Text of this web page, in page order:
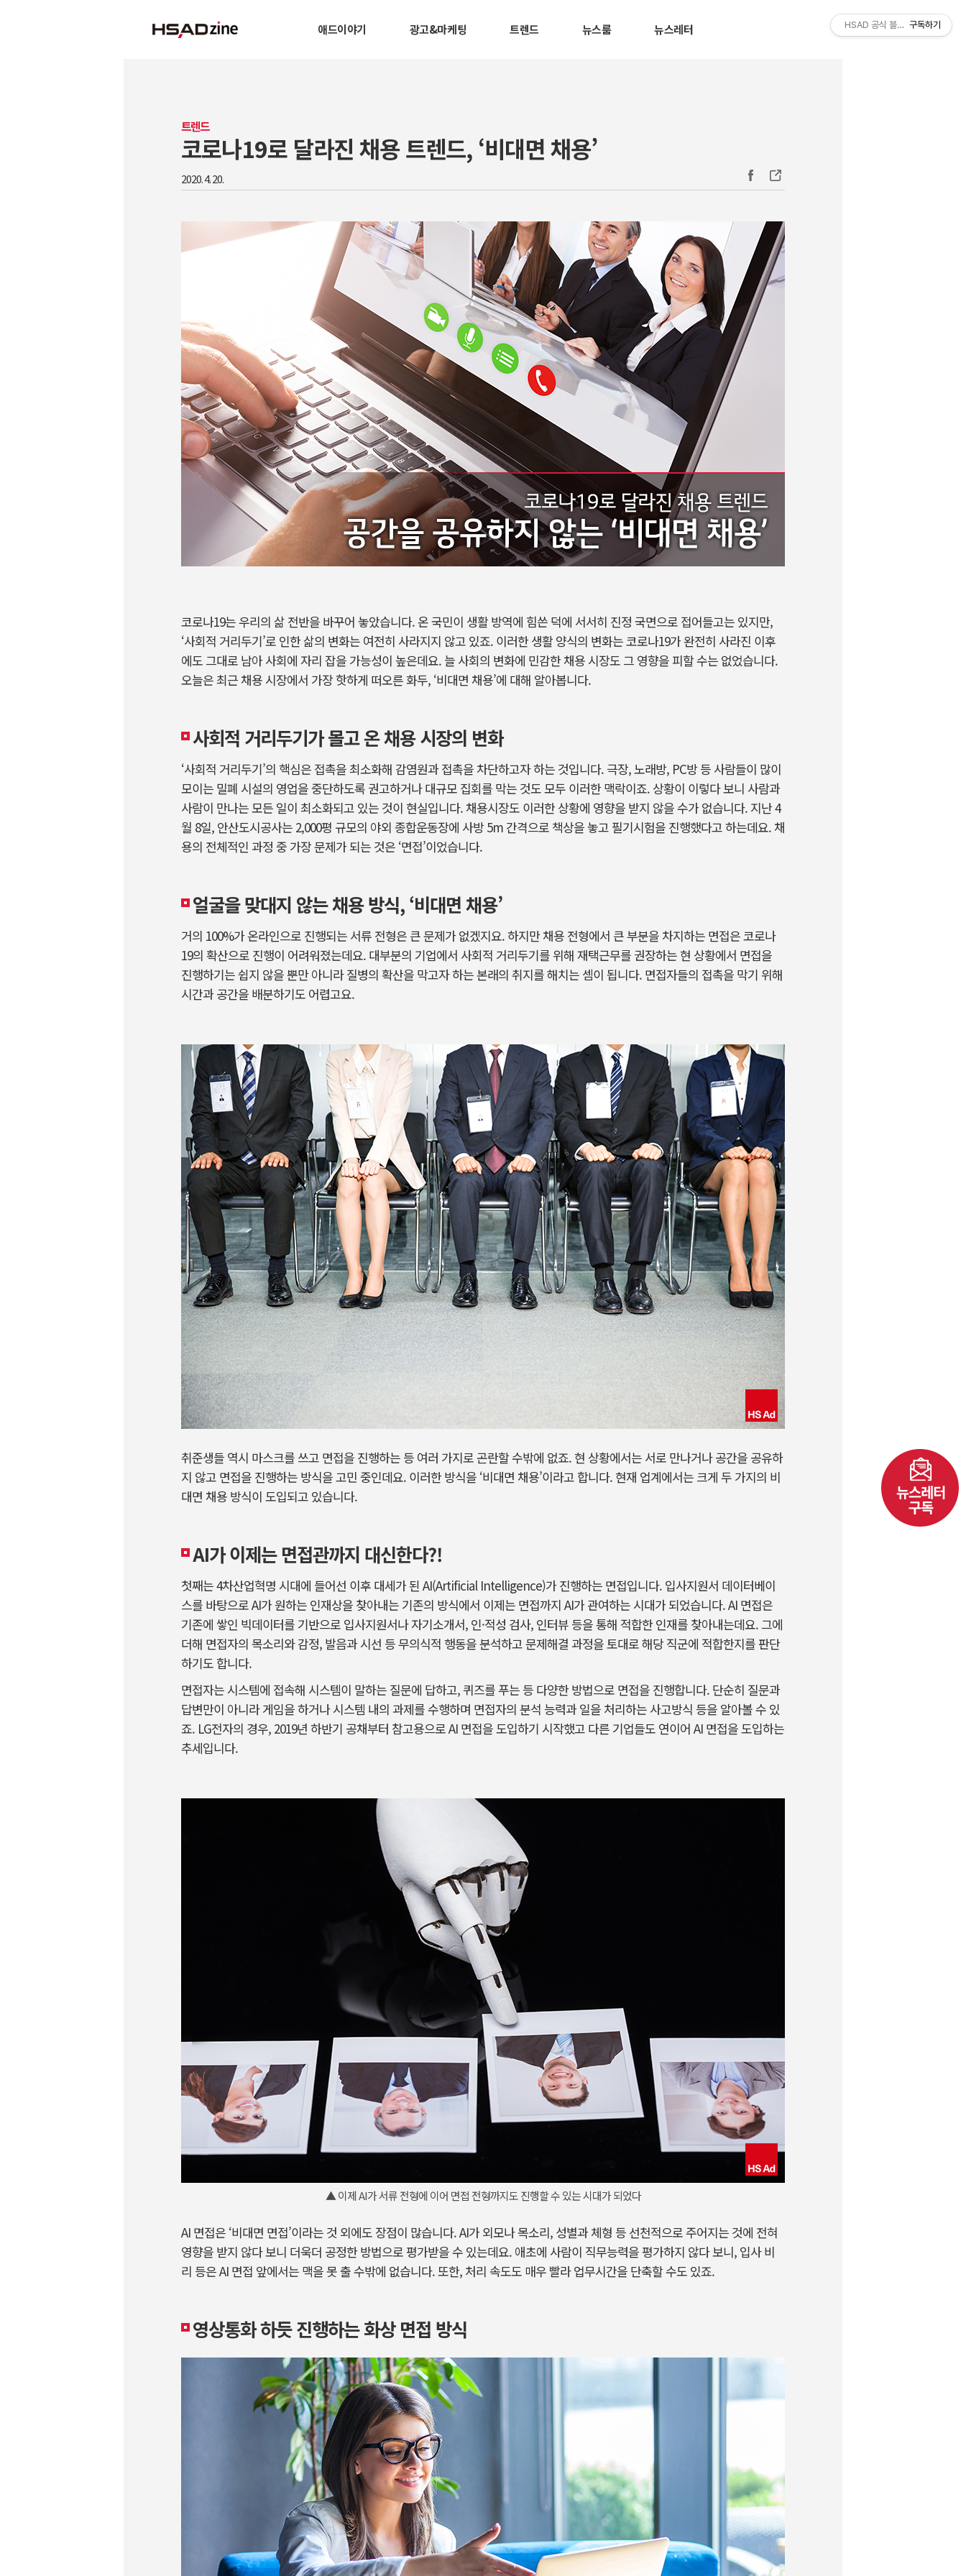
애드이야기 광고&마케팅 트렌드 뉴스룸 뉴스레터
트렌드
코로나19로 달라진 채용 트렌드, ‘비대면 채용’
2020. 4. 20.
코로나19는 우리의 삶 전반을 바꾸어 놓았습니다. 온 국민이 생활 방역에 힘쓴 덕에 서서히 진정 국면으로 접어들고는 있지만,
‘사회적 거리두기’로 인한 삶의 변화는 여전히 사라지지 않고 있죠. 이러한 생활 양식의 변화는 코로나19가 완전히 사라진 이후
에도 그대로 남아 사회에 자리 잡을 가능성이 높은데요. 늘 사회의 변화에 민감한 채용 시장도 그 영향을 피할 수는 없었습니다.
오늘은 최근 채용 시장에서 가장 핫하게 떠오른 화두, ‘비대면 채용’에 대해 알아봅니다.
사회적 거리두기가 몰고 온 채용 시장의 변화
‘사회적 거리두기’의 핵심은 접촉을 최소화해 감염원과 접촉을 차단하고자 하는 것입니다. 극장, 노래방, PC방 등 사람들이 많이
모이는 밀폐 시설의 영업을 중단하도록 권고하거나 대규모 집회를 막는 것도 모두 이러한 맥락이죠. 상황이 이렇다 보니 사람과
사람이 만나는 모든 일이 최소화되고 있는 것이 현실입니다. 채용시장도 이러한 상황에 영향을 받지 않을 수가 없습니다. 지난 4
월 8일, 안산도시공사는 2,000평 규모의 야외 종합운동장에 사방 5m 간격으로 책상을 놓고 필기시험을 진행했다고 하는데요. 채
용의 전체적인 과정 중 가장 문제가 되는 것은 ‘면접’이었습니다.
얼굴을 맞대지 않는 채용 방식, ‘비대면 채용’
거의 100%가 온라인으로 진행되는 서류 전형은 큰 문제가 없겠지요. 하지만 채용 전형에서 큰 부분을 차지하는 면접은 코로나
19의 확산으로 진행이 어려워졌는데요. 대부분의 기업에서 사회적 거리두기를 위해 재택근무를 권장하는 현 상황에서 면접을
진행하기는 쉽지 않을 뿐만 아니라 질병의 확산을 막고자 하는 본래의 취지를 해치는 셈이 됩니다. 면접자들의 접촉을 막기 위해
시간과 공간을 배분하기도 어렵고요.
취준생들 역시 마스크를 쓰고 면접을 진행하는 등 여러 가지로 곤란할 수밖에 없죠. 현 상황에서는 서로 만나거나 공간을 공유하
지 않고 면접을 진행하는 방식을 고민 중인데요. 이러한 방식을 ‘비대면 채용’이라고 합니다. 현재 업계에서는 크게 두 가지의 비
대면 채용 방식이 도입되고 있습니다.
AI가 이제는 면접관까지 대신한다?!
첫째는 4차산업혁명 시대에 들어선 이후 대세가 된 AI(Artificial Intelligence)가 진행하는 면접입니다. 입사지원서 데이터베이
스를 바탕으로 AI가 원하는 인재상을 찾아내는 기존의 방식에서 이제는 면접까지 AI가 관여하는 시대가 되었습니다. AI 면접은
기존에 쌓인 빅데이터를 기반으로 입사지원서나 자기소개서, 인·적성 검사, 인터뷰 등을 통해 적합한 인재를 찾아내는데요. 그에
더해 면접자의 목소리와 감정, 발음과 시선 등 무의식적 행동을 분석하고 문제해결 과정을 토대로 해당 직군에 적합한지를 판단
하기도 합니다.
면접자는 시스템에 접속해 시스템이 말하는 질문에 답하고, 퀴즈를 푸는 등 다양한 방법으로 면접을 진행합니다. 단순히 질문과
답변만이 아니라 게임을 하거나 시스템 내의 과제를 수행하며 면접자의 분석 능력과 일을 처리하는 사고방식 등을 알아볼 수 있
죠. LG전자의 경우, 2019년 하반기 공채부터 참고용으로 AI 면접을 도입하기 시작했고 다른 기업들도 연이어 AI 면접을 도입하는
추세입니다.
▲ 이제 AI가 서류 전형에 이어 면접 전형까지도 진행할 수 있는 시대가 되었다
AI 면접은 ‘비대면 면접’이라는 것 외에도 장점이 많습니다. AI가 외모나 목소리, 성별과 체형 등 선천적으로 주어지는 것에 전혀
영향을 받지 않다 보니 더욱더 공정한 방법으로 평가받을 수 있는데요. 애초에 사람이 직무능력을 평가하지 않다 보니, 입사 비
리 등은 AI 면접 앞에서는 맥을 못 출 수밖에 없습니다. 또한, 처리 속도도 매우 빨라 업무시간을 단축할 수도 있죠.
영상통화 하듯 진행하는 화상 면접 방식
HSAD 공식 블로그 HSADzine
구독하기